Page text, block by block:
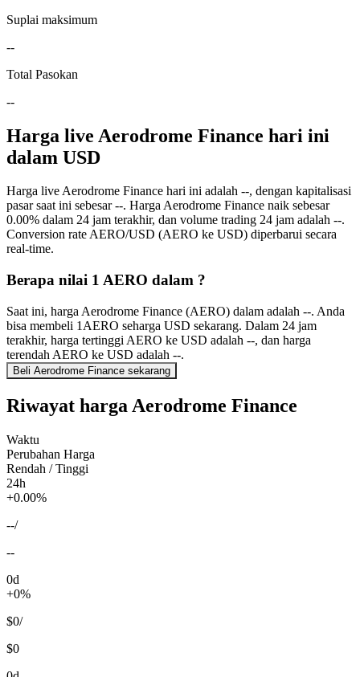
Suplai maksimum
--
Total Pasokan
--
Harga live Aerodrome Finance hari ini
dalam USD
Harga live Aerodrome Finance hari ini adalah --, dengan kapitalisasi
pasar saat ini sebesar --. Harga Aerodrome Finance naik sebesar
0.00% dalam 24 jam terakhir, dan volume trading 24 jam adalah --.
Conversion rate AERO/USD (AERO ke USD) diperbarui secara
real-time.
Berapa nilai 1 AERO dalam ?
Saat ini, harga Aerodrome Finance (AERO) dalam adalah --. Anda
bisa membeli 1AERO seharga USD sekarang. Dalam 24 jam
terakhir, harga tertinggi AERO ke USD adalah --, dan harga
terendah AERO ke USD adalah --.
Beli Aerodrome Finance sekarang
Riwayat harga Aerodrome Finance
Waktu
Perubahan Harga
Rendah / Tinggi
24h
+0.00%
--/
--
0d
+0%
$0/
$0